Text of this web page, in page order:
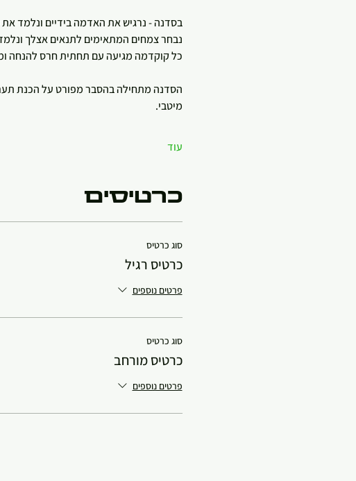
בסדנה - נרגיש את האדמה בידיים ונלמד את טכניקת הגינון דרך יצירת 2
נבחר צמחים המתאימים לתנאים אצלך
כל קוקדמה מגיעה עם תחתית חרס להנחה
הסדנה מתחילה בהסבר מפורט על הכנת
מיטבי.
עוד
כרטיסים
סוג כרטיס
כרטיס רגיל
פרטים נוספים
סוג כרטיס
כרטיס מורחב
פרטים נוספים